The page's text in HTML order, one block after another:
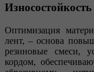
Оптимизация
лент, – основа
резиновые смеси,
кордом,